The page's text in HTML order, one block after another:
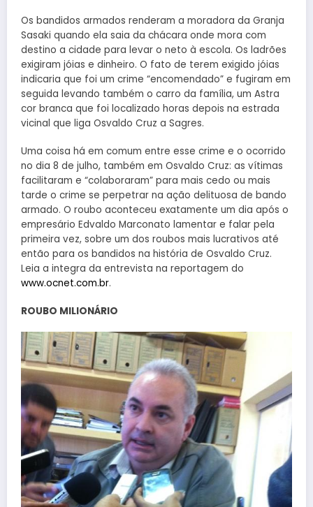
Os bandidos armados renderam a moradora da Granja
Sasaki quando ela saia da chácara onde mora com
destino a cidade para levar o neto à escola. Os ladrões
exigiram jóias e dinheiro. O fato de terem exigido jóias
indicaria que foi um crime “encomendado” e fugiram em
seguida levando também o carro da família, um Astra
cor branca que foi localizado horas depois na estrada
vicinal que liga Osvaldo Cruz a Sagres.
Uma coisa há em comum entre esse crime e o ocorrido
no dia 8 de julho, também em Osvaldo Cruz: as vítimas
facilitaram e “colaboraram” para mais cedo ou mais
tarde o crime se perpetrar na ação delituosa de bando
armado. O roubo aconteceu exatamente um dia após o
empresário Edvaldo Marconato lamentar e falar pela
primeira vez, sobre um dos roubos mais lucrativos até
então para os bandidos na história de Osvaldo Cruz.
Leia a integra da entrevista na reportagem do
www.ocnet.com.br.
ROUBO MILIONÁRIO